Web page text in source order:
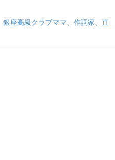
座高級クラブママ、作詞家、直